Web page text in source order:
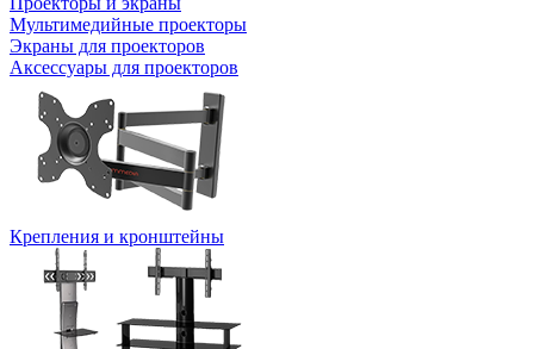
Мультимедийные проекторы
Экраны для проекторов
Аксессуары для проекторов
Крепления и кронштейны